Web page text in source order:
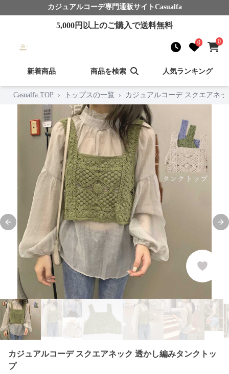
カジュアルコーデ専門通販サイト Casualfa
5,000円以上のご購入で送料無料
0 0
新着商品 商品を検索 人気ランキング
Casualfa TOP › トップスの一覧 › カジュアルコーデ スクエアネ
Previous slide
カジュアルコーデ スクエアネック 透かし編みタンクトッ
プ